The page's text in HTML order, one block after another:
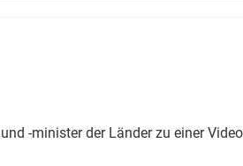
-minister der Länder zu einer